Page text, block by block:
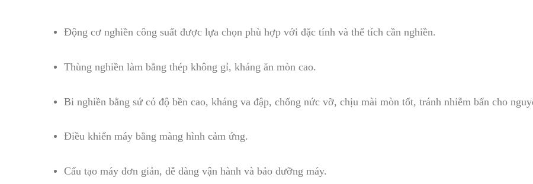
Động cơ nghiền công suất được lựa chọn phù hợp với đặc tính và thể tích cần nghiền.
Thùng nghiền làm bằng thép không gỉ, kháng ăn mòn cao.
Bi nghiền bằng sứ có độ bền cao, kháng va đập, chống nức vỡ, chịu mài mòn tốt, tránh nhiễm bẩn cho
Điều khiển máy bằng màng hình cảm ứng.
Cấu tạo máy đơn giản, dễ dàng vận hành và bảo dưỡng máy.